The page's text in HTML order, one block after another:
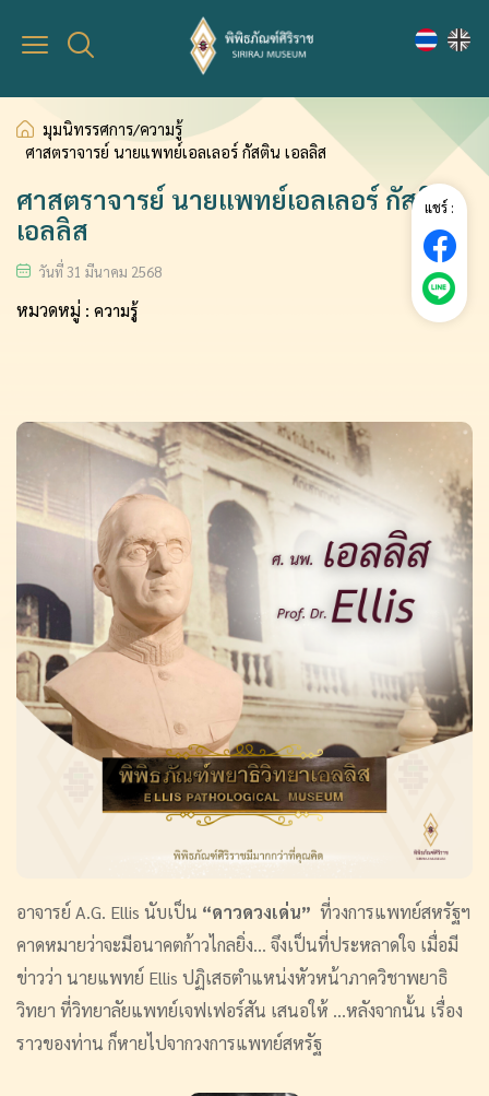
เชิญชม
การเข้าชมพิพิธภัณฑ์
มุมนิทรรศการ/ความรู้
ความรู้
คลังวัตถุ
กิจกรรม
ลงทะเบียนร่วมกิจกรรม
มุมนิทรรศการ/ความรู้
ศาสตราจารย์ นายแพทย์เอลเลอร์ กัสติน เอลลิส
แชร์ :
ศาสตราจารย์ นายแพทย์เอลเลอร์ กัสติน
เอลลิส
วันที่ 31 มีนาคม 2568
หมวดหมู่ : ความรู้
อาจารย์ A.G. Ellis นับเป็น “ดาวดวงเด่น” ที่วงการแพทย์สหรัฐฯ
คาดหมายว่าจะมีอนาคตก้าวไกลยิ่ง... จึงเป็นที่ประหลาดใจ เมื่อมี
ข่าวว่า นายแพทย์ Ellis ปฏิเสธตำแหน่งหัวหน้าภาควิชาพยาธิ
วิทยา ที่วิทยาลัยแพทย์เจฟเฟอร์สัน เสนอให้ ...หลังจากนั้น เรื่อง
ราวของท่าน ก็หายไปจากวงการแพทย์สหรัฐ